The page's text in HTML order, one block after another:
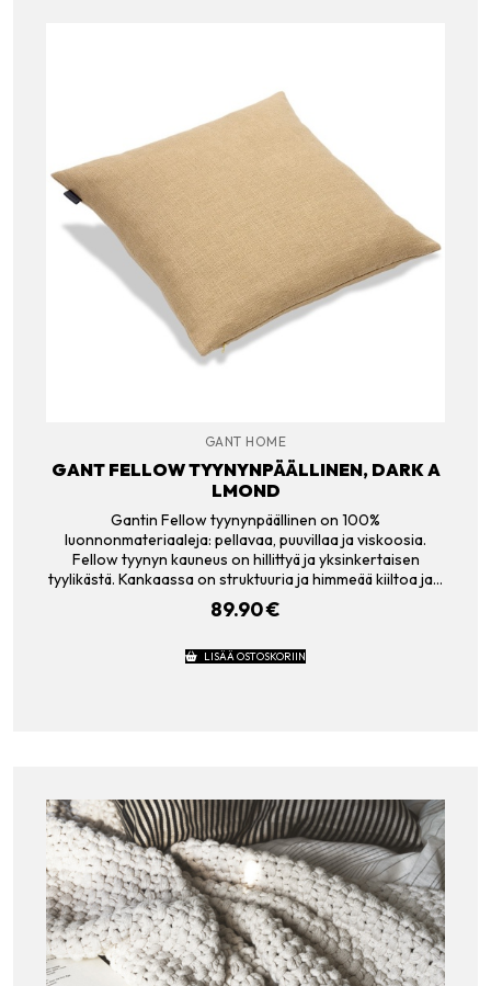
GANT HOME
GANT FELLOW TYYNYNPÄÄLLINEN, DARK A
LMOND
Gantin Fellow tyynynpäällinen on 100%
luonnonmateriaaleja: pellavaa, puuvillaa ja viskoosia.
Fellow tyynyn kauneus on hillittyä ja yksinkertaisen
tyylikästä. Kankaassa on struktuuria ja himmeää kiiltoa ja…
89.90€
LISÄÄ OSTOSKORIIN